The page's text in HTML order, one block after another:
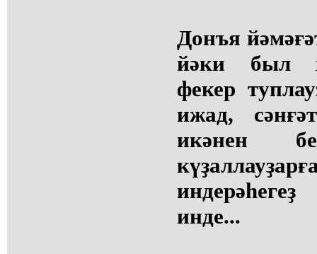
Донъя
йәки был
фекер
ижад,
икәнен
инде...